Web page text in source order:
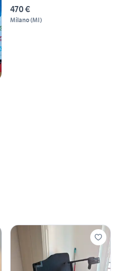
470 €
Milano(MI)